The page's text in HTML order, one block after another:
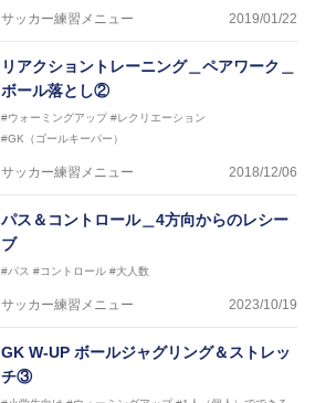
サッカー練習メニュー 2019/01/22
リアクショントレーニング＿ペアワーク＿
ボール落とし②
#ウォーミングアップ #レクリエーション
#GK（ゴールキーパー）
サッカー練習メニュー 2018/12/06
パス＆コントロール＿4方向からのレシー
ブ
#パス #コントロール #大人数
サッカー練習メニュー 2023/10/19
GK W-UP ボールジャグリング＆ストレッ
チ③